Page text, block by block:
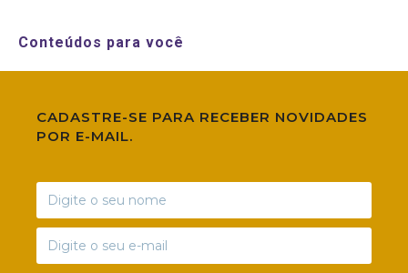
Conteúdos para você
CADASTRE-SE PARA RECEBER NOVIDADES
POR E-MAIL.